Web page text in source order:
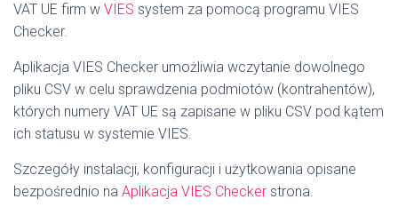
VAT UE firm w VIES system za pomocą programu VIES
Checker.
Aplikacja VIES Checker umożliwia wczytanie dowolnego
pliku CSV w celu sprawdzenia podmiotów (kontrahentów),
których numery VAT UE są zapisane w pliku CSV pod kątem
ich statusu w systemie VIES.
Szczegóły instalacji, konfiguracji i użytkowania opisane
bezpośrednio na Aplikacja VIES Checker strona.